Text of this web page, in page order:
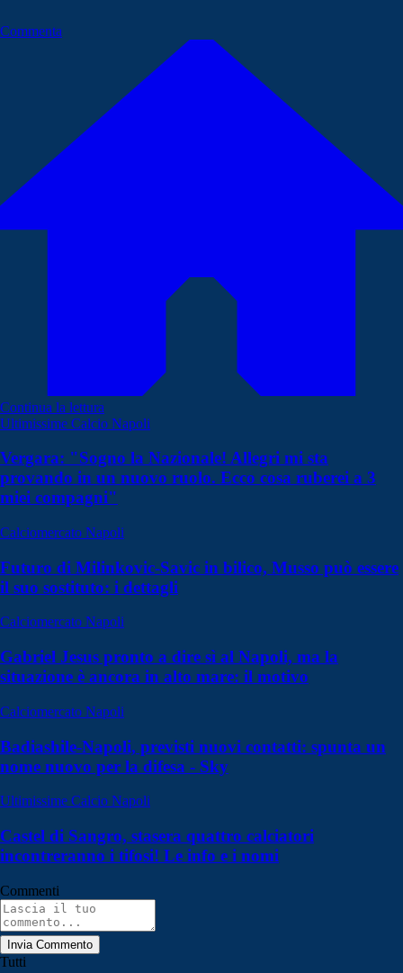
Commenta
Continua la lettura
Ultimissime Calcio Napoli
Vergara: "Sogno la Nazionale! Allegri mi sta
provando in un nuovo ruolo. Ecco cosa ruberei a 3
miei compagni"
Calciomercato Napoli
Futuro di Milinkovic-Savic in bilico, Musso può essere
il suo sostituto: i dettagli
Calciomercato Napoli
Gabriel Jesus pronto a dire sì al Napoli, ma la
situazione è ancora in alto mare: il motivo
Calciomercato Napoli
Badiashile-Napoli, previsti nuovi contatti: spunta un
nome nuovo per la difesa - Sky
Ultimissime Calcio Napoli
Castel di Sangro, stasera quattro calciatori
incontreranno i tifosi! Le info e i nomi
Commenti
Invia Commento
Tutti